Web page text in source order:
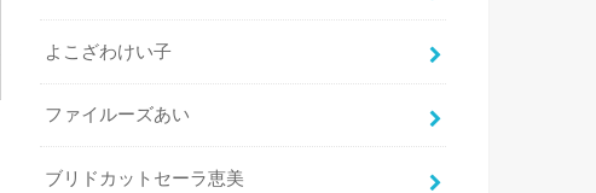
よこざわけい子
ファイルーズあい
ブリドカットセーラ恵美